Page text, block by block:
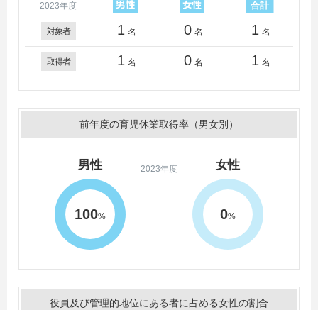
2023年度
対象者 1 名 0 名 1 名
取得者 1 名 0 名 1 名
前年度の育児休業取得率（男女別）
2023年度
男性
100%
女性
0%
役員及び管理的地位にある者に占める女性の割合